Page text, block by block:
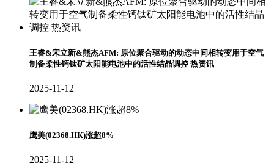
王睿&宋立新&熊杰AFM: 原位聚合驱动的动态中间相转变用于空气
制备柔性钙钛矿太阳能电池中的活性结晶调控 热资讯
2025-11-12
鹰美(02368.HK)涨超8%
2025-11-12